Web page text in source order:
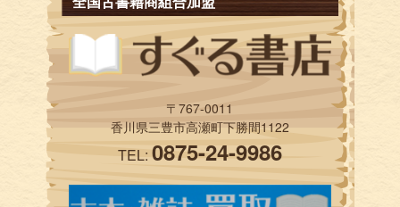
〒767-0011
香川県三豊市高瀬町下勝間1122
TEL:0875-24-9986